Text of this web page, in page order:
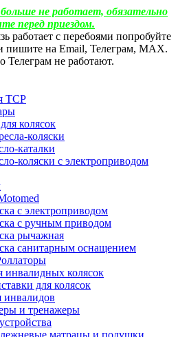
не работает, обязательно
перед приездом.
работает с перебоями попробуйте
пишите на Email, Телеграм, МАХ.
Телеграм не работают.
ТСР
колясок
коляски
каталки
коляски с электроприводом
с электроприводом
с ручным приводом
рычажная
санитарным оснащением
инвалидных колясок
для колясок
инвалидов
и тренажеры
матрацы и подушки